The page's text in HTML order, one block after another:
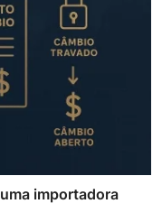
importadora